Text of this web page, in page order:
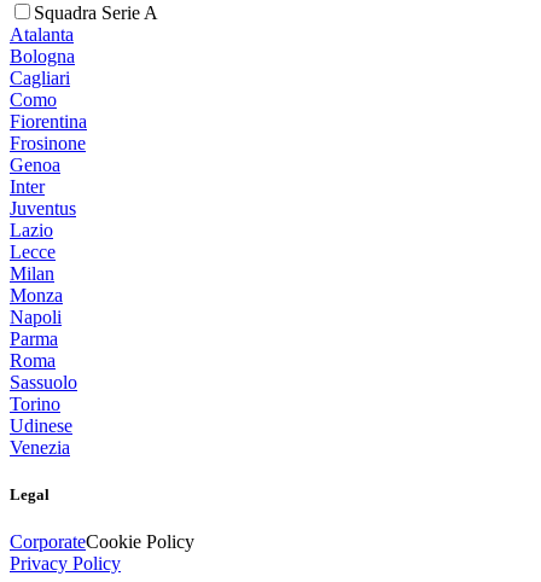
Squadra Serie A
Atalanta
Bologna
Cagliari
Como
Fiorentina
Frosinone
Genoa
Inter
Juventus
Lazio
Lecce
Milan
Monza
Napoli
Parma
Roma
Sassuolo
Torino
Udinese
Venezia
Legal
CorporateCookie Policy
Privacy Policy